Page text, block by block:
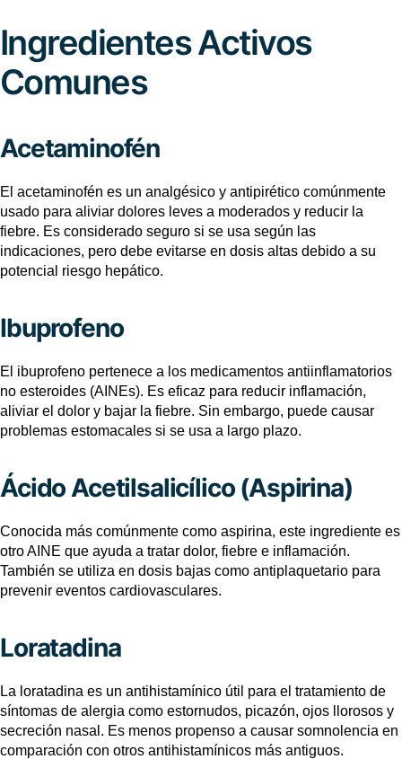
Ingredientes Activos
Comunes
Acetaminofén
El acetaminofén es un analgésico y antipirético comúnmente
usado para aliviar dolores leves a moderados y reducir la
fiebre. Es considerado seguro si se usa según las
indicaciones, pero debe evitarse en dosis altas debido a su
potencial riesgo hepático.
Ibuprofeno
El ibuprofeno pertenece a los medicamentos antiinflamatorios
no esteroides (AINEs). Es eficaz para reducir inflamación,
aliviar el dolor y bajar la fiebre. Sin embargo, puede causar
problemas estomacales si se usa a largo plazo.
Ácido Acetilsalicílico (Aspirina)
Conocida más comúnmente como aspirina, este ingrediente es
otro AINE que ayuda a tratar dolor, fiebre e inflamación.
También se utiliza en dosis bajas como antiplaquetario para
prevenir eventos cardiovasculares.
Loratadina
La loratadina es un antihistamínico útil para el tratamiento de
síntomas de alergia como estornudos, picazón, ojos llorosos y
secreción nasal. Es menos propenso a causar somnolencia en
comparación con otros antihistamínicos más antiguos.